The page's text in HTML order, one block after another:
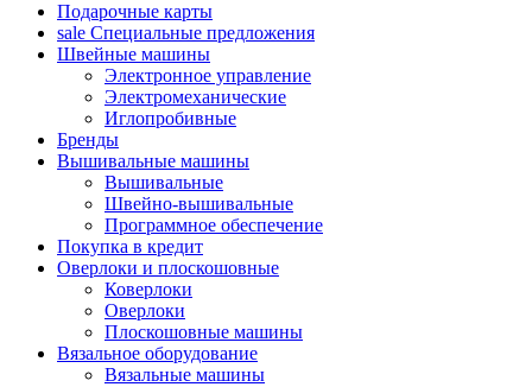
Подарочные карты
sale Специальные предложения
Швейные машины
Электронное управление
Электромеханические
Иглопробивные
Бренды
Вышивальные машины
Вышивальные
Швейно-вышивальные
Программное обеспечение
Покупка в кредит
Оверлоки и плоскошовные
Коверлоки
Оверлоки
Плоскошовные машины
Вязальное оборудование
Вязальные машины